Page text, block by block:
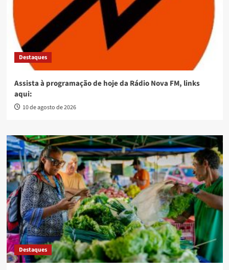
Destaques
Assista à programação de hoje da Rádio Nova FM, links
aqui:
10 de agosto de 2026
Destaques